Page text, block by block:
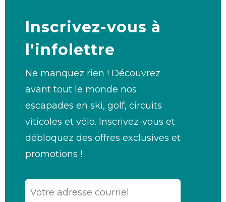
Inscrivez-vous à
l'infolettre
Ne manquez rien ! Découvrez
avant tout le monde nos
escapades en ski, golf, circuits
viticoles et vélo. Inscrivez-vous et
débloquez des offres exclusives et
promotions !